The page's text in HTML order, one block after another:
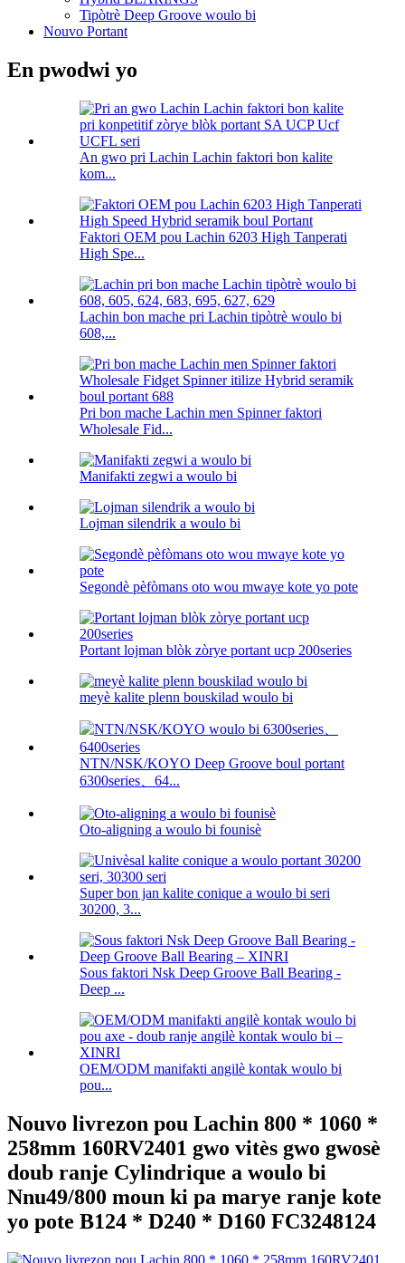
Tipòtrè Deep Groove woulo bi
Nouvo Portant
En pwodwi yo
An gwo pri Lachin Lachin faktori bon kalite
kom...
Faktori OEM pou Lachin 6203 High Tanperati
High Spe...
Lachin bon mache pri Lachin tipòtrè woulo bi
608,...
Pri bon mache Lachin men Spinner faktori
Wholesale Fid...
Manifakti zegwi a woulo bi
Lojman silendrik a woulo bi
Segondè pèfòmans oto wou mwaye kote yo pote
Portant lojman blòk zòrye portant ucp 200series
meyè kalite plenn bouskilad woulo bi
NTN/NSK/KOYO Deep Groove boul portant
6300series、64...
Oto-aligning a woulo bi founisè
Super bon jan kalite conique a woulo bi seri
30200, 3...
Sous faktori Nsk Deep Groove Ball Bearing -
Deep ...
OEM/ODM manifakti angilè kontak woulo bi
pou...
Nouvo livrezon pou Lachin 800 * 1060 *
258mm 160RV2401 gwo vitès gwo gwosè
doub ranje Cylindrique a woulo bi
Nnu49/800 moun ki pa marye ranje kote
yo pote B124 * D240 * D160 FC3248124